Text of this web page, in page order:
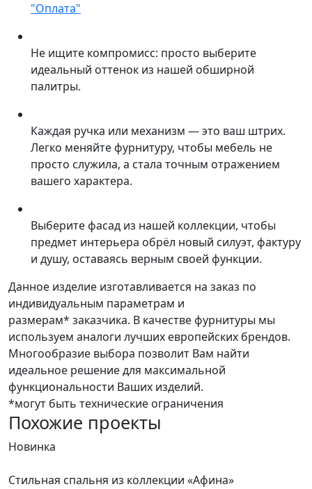
"Оплата"
Не ищите компромисс: просто выберите
идеальный оттенок из нашей обширной
палитры.
Каждая ручка или механизм — это ваш штрих.
Легко меняйте фурнитуру, чтобы мебель не
просто служила, а стала точным отражением
вашего характера.
Выберите фасад из нашей коллекции, чтобы
предмет интерьера обрёл новый силуэт, фактуру
и душу, оставаясь верным своей функции.
Данное изделие изготавливается на заказ по
индивидуальным параметрам и
размерам* заказчика. В качестве фурнитуры мы
используем аналоги лучших европейских брендов.
Многообразие выбора позволит Вам найти
идеальное решение для максимальной
функциональности Ваших изделий.
*могут быть технические ограничения
Похожие проекты
Новинка
Стильная спальня из коллекции «Афина»